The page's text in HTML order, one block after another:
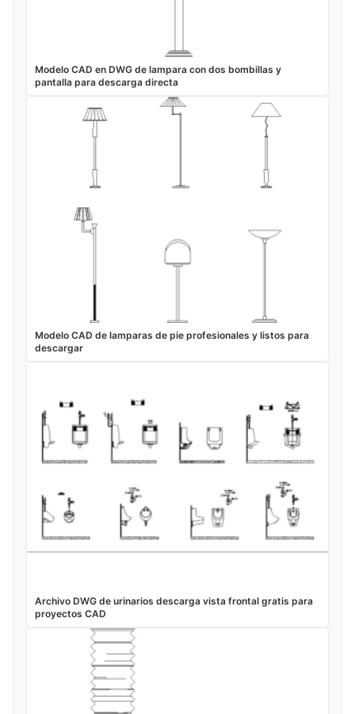
Modelo CAD en DWG de lampara con dos bombillas y
pantalla para descarga directa
Modelo CAD de lamparas de pie profesionales y listos para
descargar
Archivo DWG de urinarios descarga vista frontal gratis para
proyectos CAD